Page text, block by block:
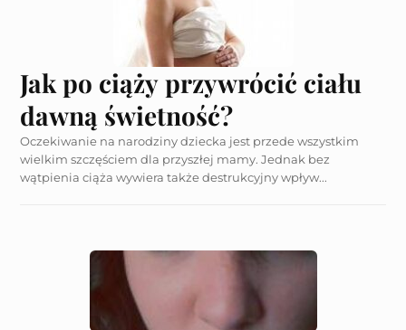
Jak po ciąży przywrócić ciału
dawną świetność?
Oczekiwanie na narodziny dziecka jest przede wszystkim
wielkim szczęściem dla przyszłej mamy. Jednak bez
wątpienia ciąża wywiera także destrukcyjny wpływ...